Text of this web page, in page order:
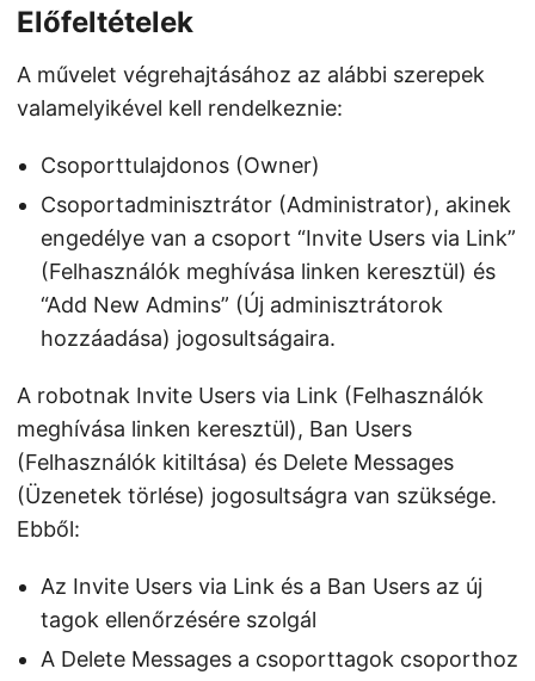
Előfeltételek
A művelet végrehajtásához az alábbi szerepek
valamelyikével kell rendelkeznie:
Csoporttulajdonos (Owner)
Csoportadminisztrátor (Administrator), akinek
engedélye van a csoport “Invite Users via Link”
(Felhasználók meghívása linken keresztül) és
“Add New Admins” (Új adminisztrátorok
hozzáadása) jogosultságaira.
A robotnak Invite Users via Link (Felhasználók
meghívása linken keresztül), Ban Users
(Felhasználók kitiltása) és Delete Messages
(Üzenetek törlése) jogosultságra van szüksége.
Ebből:
Az Invite Users via Link és a Ban Users az új
tagok ellenőrzésére szolgál
A Delete Messages a csoporttagok csoporthoz